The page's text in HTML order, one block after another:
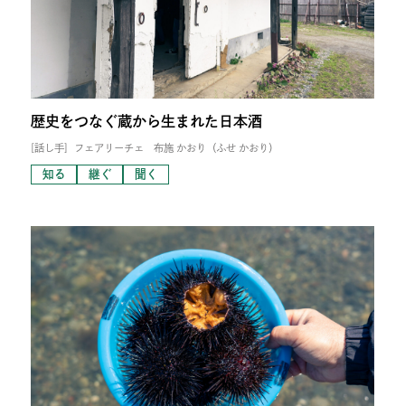
歴史をつなぐ蔵から生まれた日本酒
[話し手] フェアリーチェ 布施 かおり（ふせ かおり）
知る 継ぐ 聞く